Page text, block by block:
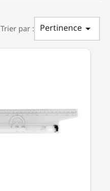
Trier par : Pertinence 